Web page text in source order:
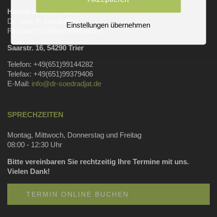
Hausärztliche Praxis
Dr. med. F. Soedradjat
Facharzt für Allgemeinmedizin
Saarstr. 16, 54290 Trier
Telefon: +49(651)99144282
Telefax: +49(651)99379406
E-Mail: info@dr-soedradjat.de
SPRECHZEITEN
Montag, Mittwoch, Donnerstag und Freitag
08:00 - 12:30 Uhr
Bitte vereinbaren Sie rechtzeitig Ihre Termine mit uns.
Vielen Dank!
TERMIN ONLINE BUCHEN
Einstellungen übernehmen